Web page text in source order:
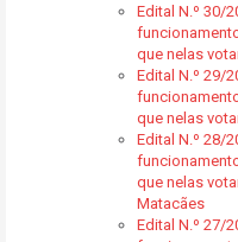
Edital N.º 30/
que nelas
Edital N.º 29/
que nelas
Edital N.º 28/
que nelas
Matacães
Edital N.º 27/